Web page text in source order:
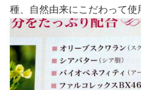
種、自然由来にこだわって使